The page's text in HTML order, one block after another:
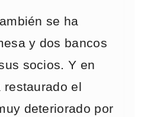
se ha
y dos bancos
socios. Y en
restaurado el
deteriorado por